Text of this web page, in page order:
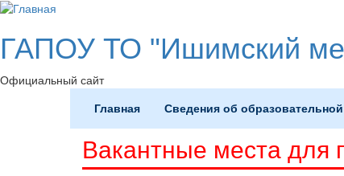
ГАПОУ ТО "Ишимский
Официальный сайт
Главная(current)Сведения об
Вакантные места для